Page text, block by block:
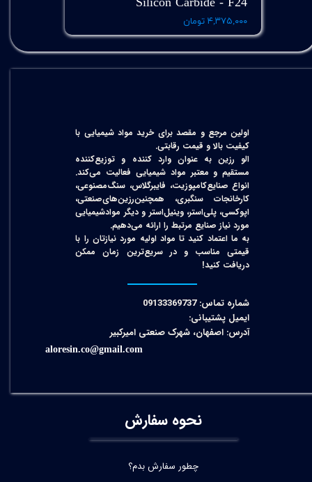
۴,۳۷۵,۰۰۰ تومان
اولین مرجع و مقصد برای خرید مواد شیمیایی با
کیفیت بالا و قیمت رقابتی.
الو رزین به عنوان وارد کننده و توزیع‌کننده
مستقیم و معتبر مواد شیمیایی فعالیت می‌کند.
انواع صنایع‌کامپوزیت، فایبرگلاس، سنگ‌مصنوعی،
کارخانجات سنگبری، همچنین‌رزین‌های‌صنعتی،
اپوکسی، پلی‌استر، وینیل‌استر و دیگر مواد‌شیمیایی
مورد نیاز صنایع مرتبط را ارائه می‌دهیم.
به ما اعتماد کنید تا مواد اولیه مورد نیازتان را با
قیمتی مناسب و در سریع‌ترین زمان ممکن
دریافت کنید!​​​​​​​
شماره تماس: 09133369737
ایمیل پشتیبانی:
آدرس: اصفهان، شهرک صنعتی امیرکبیر
aloresin.co@gmail.com
نحوه سفارش
چطور سفارش بدم؟